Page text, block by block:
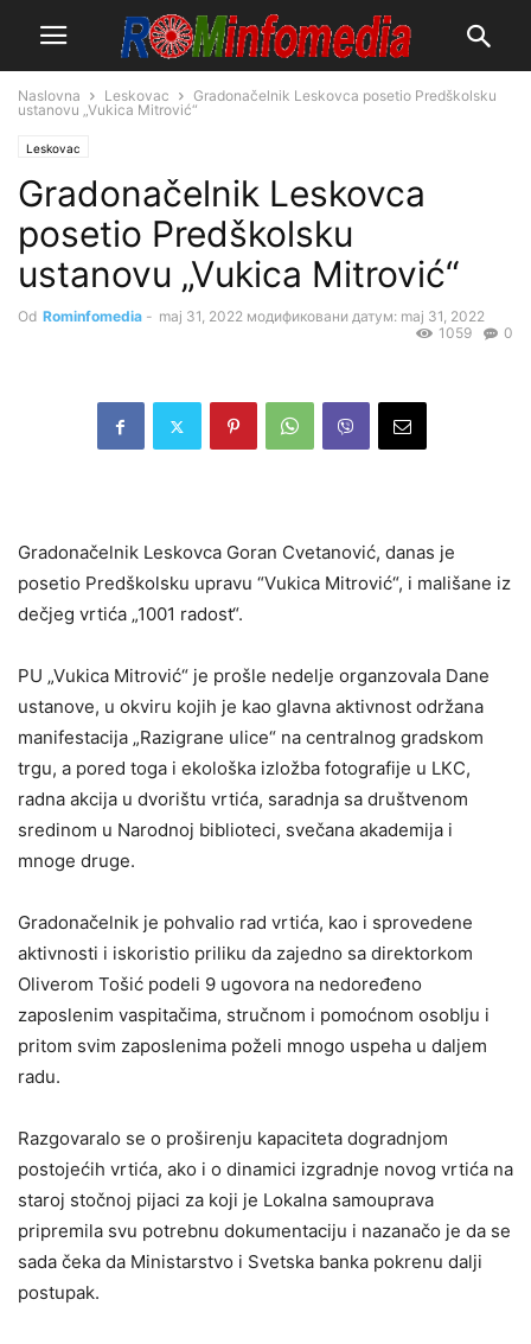
Naslovna Leskovac
Gradonačelnik Leskovca posetio Predškolsku
ustanovu „Vukica Mitrović“
Leskovac
Gradonačelnik Leskovca
posetio Predškolsku
ustanovu „Vukica Mitrović“
Od Rominfomedia - maj 31, 2022 модификовани датум: maj 31, 2022
0
1059
Gradonačelnik Leskovca Goran Cvetanović, danas je
posetio Predškolsku upravu “Vukica Mitrović“, i mališane iz
dečjeg vrtića „1001 radost“.
PU „Vukica Mitrović“ je prošle nedelje organzovala Dane
ustanove, u okviru kojih je kao glavna aktivnost održana
manifestacija „Razigrane ulice“ na centralnog gradskom
trgu, a pored toga i ekološka izložba fotografije u LКC,
radna akcija u dvorištu vrtića, saradnja sa društvenom
sredinom u Narodnoj biblioteci, svečana akademija i
mnoge druge.
Gradonačelnik je pohvalio rad vrtića, kao i sprovedene
aktivnosti i iskoristio priliku da zajedno sa direktorkom
Oliverom Tošić podeli 9 ugovora na nedoređeno
zaposlenim vaspitačima, stručnom i pomoćnom osoblju i
pritom svim zaposlenima poželi mnogo uspeha u daljem
radu.
Razgovaralo se o proširenju kapaciteta dogradnjom
postojećih vrtića, ako i o dinamici izgradnje novog vrtića na
staroj stočnoj pijaci za koji je Lokalna samouprava
pripremila svu potrebnu dokumentaciju i nazanačo je da se
sada čeka da Ministarstvo i Svetska banka pokrenu dalji
postupak.